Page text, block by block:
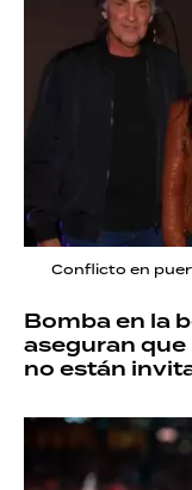
Conflicto en
Bomba en la
aseguran
no están